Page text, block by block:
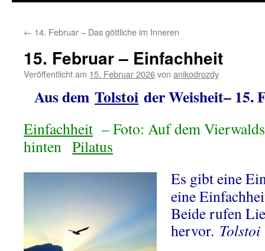
← 14. Februar – Das göttliche im Inneren
15. Februar – Einfachheit
Veröffentlicht am 15. Februar 2026von anikodrozdy
Aus dem Tolstoi der Weisheit– 15.
Einfachheit – Foto: Auf dem
hinten Pilatus
Es gibt eine
eine
Beide rufen
hervor. Tolstoi